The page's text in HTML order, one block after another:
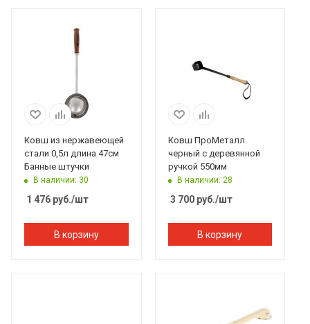
Ковш из нержавеющей
стали 0,5л длина 47см
Банные штучки
В наличии: 30
1 476 руб./шт
В корзину
Ковш ПроМеталл
черный с деревянной
ручкой 550мм
В наличии: 28
3 700руб./шт
В корзину